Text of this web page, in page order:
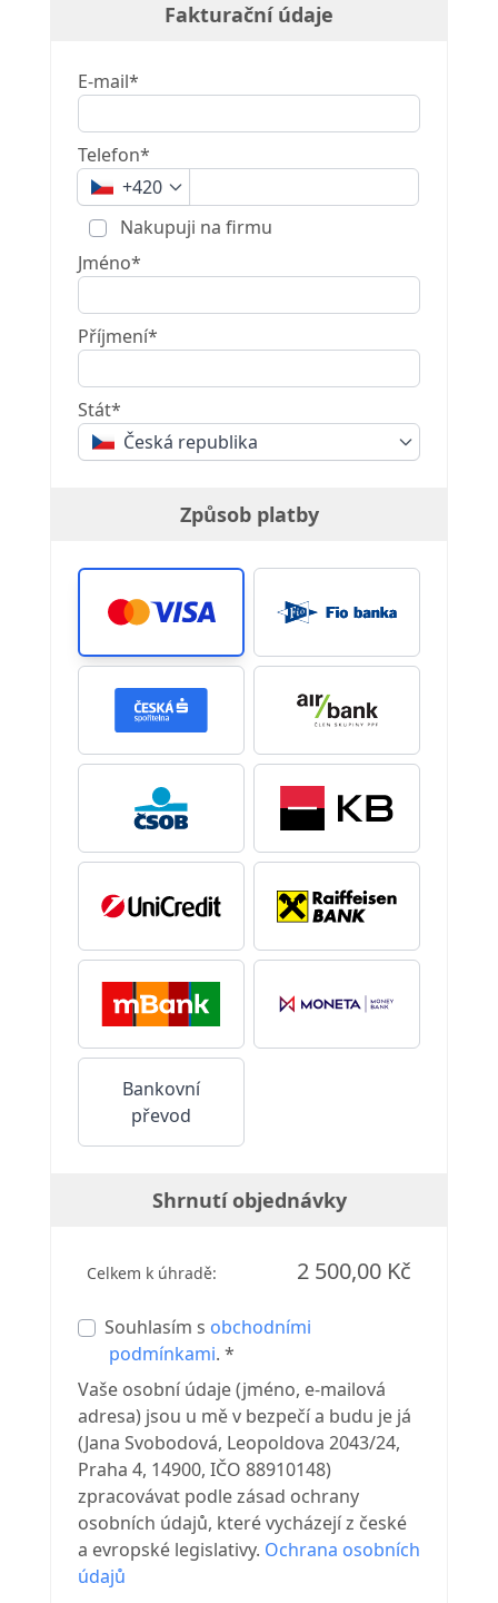
Fakturační údaje
E-mail*
Telefon*
+420
Nakupuji na firmu
Jméno*
Příjmení*
Stát*
Česká republika
Způsob platby
Bankovní
převod
Shrnutí objednávky
Celkem k úhradě: 2 500,00 Kč
Souhlasím s obchodními
podmínkami. *
Vaše osobní údaje (jméno, e-mailová
adresa) jsou u mě v bezpečí a budu je já
(Jana Svobodová, Leopoldova 2043/24,
Praha 4, 14900, IČO 88910148)
zpracovávat podle zásad ochrany
osobních údajů, které vycházejí z české
a evropské legislativy. Ochrana osobních
údajů